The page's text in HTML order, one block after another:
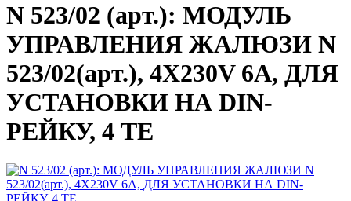
N 523/02 (арт.): МОДУЛЬ
УПРАВЛЕНИЯ ЖАЛЮЗИ N
523/02(арт.), 4Х230V 6A, ДЛЯ
УСТАНОВКИ НА DIN-
РЕЙКУ, 4 ТЕ